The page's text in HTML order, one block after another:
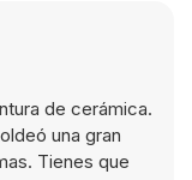
de cerámica.
una gran
Tienes que